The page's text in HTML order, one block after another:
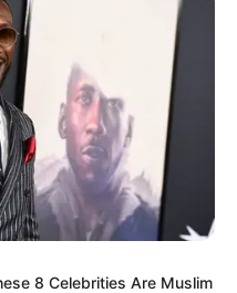
8 Celebrities Are Muslim